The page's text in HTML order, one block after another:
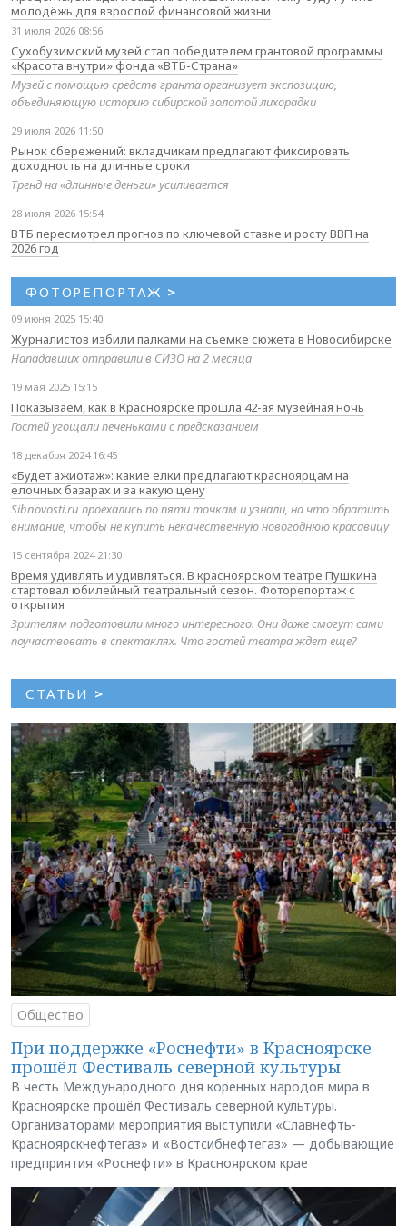
молодёжь для взрослой финансовой жизни
31 июля 2026 08:56
Сухобузимский музей стал победителем грантовой программы
«Красота внутри» фонда «ВТБ-Страна»
Музей с помощью средств гранта организует экспозицию,
объединяющую историю сибирской золотой лихорадки
29 июля 2026 11:50
Рынок сбережений: вкладчикам предлагают фиксировать
доходность на длинные сроки
Тренд на «длинные деньги» усиливается
28 июля 2026 15:54
ВТБ пересмотрел прогноз по ключевой ставке и росту ВВП на
2026 год
ФОТОРЕПОРТАЖ >
09 июня 2025 15:40
Журналистов избили палками на съемке сюжета в Новосибирске
Нападавших отправили в СИЗО на 2 месяца
19 мая 2025 15:15
Показываем, как в Красноярске прошла 42-ая музейная ночь
Гостей угощали печеньками с предсказанием
18 декабря 2024 16:45
«Будет ажиотаж»: какие елки предлагают красноярцам на
елочных базарах и за какую цену
Sibnovosti.ru проехались по пяти точкам и узнали, на что обратить
внимание, чтобы не купить некачественную новогоднюю красавицу
15 сентября 2024 21:30
Время удивлять и удивляться. В красноярском театре Пушкина
стартовал юбилейный театральный сезон. Фоторепортаж с
открытия
Зрителям подготовили много интересного. Они даже смогут сами
поучаствовать в спектаклях. Что гостей театра ждет еще?
СТАТЬИ >
Общество
При поддержке «Роснефти» в Красноярске
прошёл Фестиваль северной культуры
В честь Международного дня коренных народов мира в
Красноярске прошёл Фестиваль северной культуры.
Организаторами мероприятия выступили «Славнефть-
Красноярскнефтегаз» и «Востсибнефтегаз» — добывающие
предприятия «Роснефти» в Красноярском крае